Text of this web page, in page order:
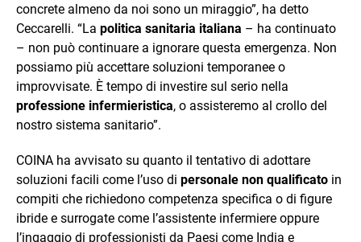
concrete almeno da noi sono un miraggio”, ha detto
Ceccarelli. “La politica sanitaria italiana – ha continuato
– non può continuare a ignorare questa emergenza. Non
possiamo più accettare soluzioni temporanee o
improvvisate. È tempo di investire sul serio nella
professione infermieristica, o assisteremo al crollo del
nostro sistema sanitario”.
COINA ha avvisato su quanto il tentativo di adottare
soluzioni facili come l’uso di personale non qualificato in
compiti che richiedono competenza specifica o di figure
ibride e surrogate come l’assistente infermiere oppure
l’ingaggio di professionisti da Paesi come India e